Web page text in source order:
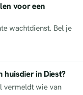
voor een
wachtdienst. Bel je
huisdier in Diest?
vermeldt wie van